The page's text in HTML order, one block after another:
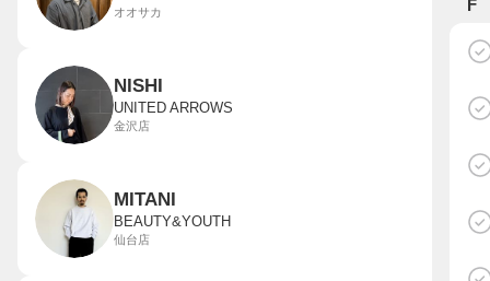
F
オオサカ
NISHI
UNITED ARROWS
金沢店
MITANI
BEAUTY&YOUTH
仙台店